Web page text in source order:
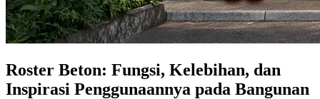
Roster Beton: Fungsi, Kelebihan, dan
Inspirasi Penggunaannya pada Bangunan